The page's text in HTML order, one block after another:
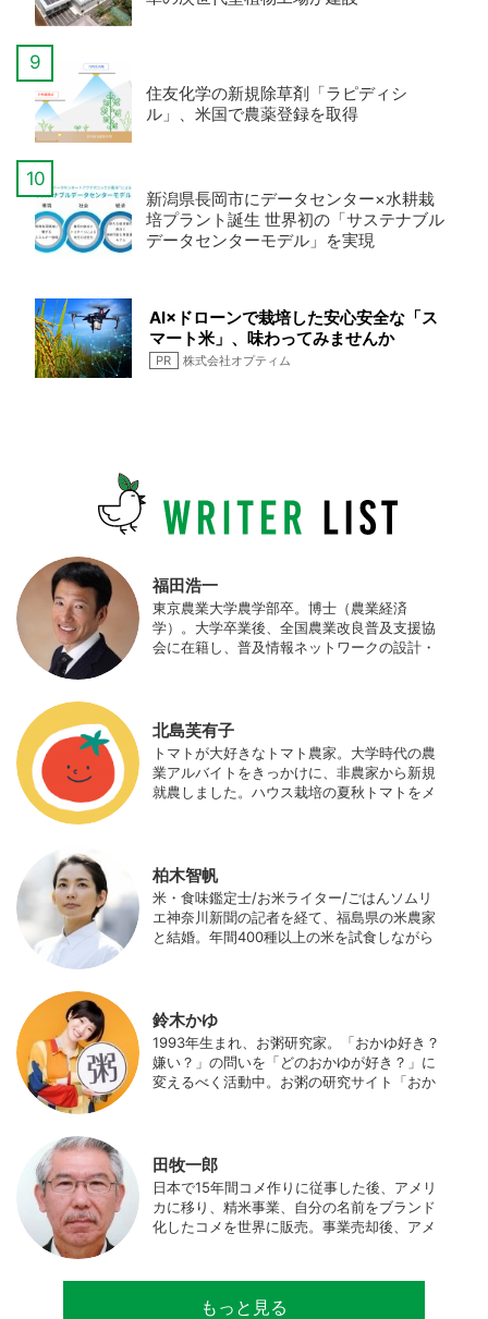
住友化学の新規除草剤「ラピディシ
ル」、米国で農薬登録を取得
新潟県長岡市にデータセンター×水耕栽
培プラント誕生 世界初の「サステナブル
データセンターモデル」を実現
AI×ドローンで栽培した安心安全な「ス
マート米」、味わってみませんか
PR 株式会社オプティム
福田浩一
東京農業大学農学部卒。博士（農業経済
学）。大学卒業後、全国農業改良普及支援協
会に在籍し、普及情報ネットワークの設計・
の実証試験や農産物輸出などに関わった。主
にスマート農業の実証試験やコンサルなどに
携わっている。 HP：http://www.ijas.co.jp/
北島芙有子
トマトが大好きなトマト農家。大学時代の農
業アルバイトをきっかけに、非農家から新規
就農しました。ハウス栽培の夏秋トマトをメ
柏木智帆
米・食味鑑定士/お米ライター/ごはんソムリ
エ神奈川新聞の記者を経て、福島県の米農家
と結婚。年間400種以上の米を試食しながら
食事やお弁当づくりを通して、食育にも目を
向けている。プロフィール写真 ©杉山晃造
鈴木かゆ
1993年生まれ、お粥研究家。「おかゆ好き？
嫌い？」の問いを「どのおかゆが好き？」に
変えるべく活動中。お粥の研究サイト「おか
田牧一郎
日本で15年間コメ作りに従事した後、アメリ
カに移り、精米事業、自分の名前をブランド
化したコメを世界に販売。事業売却後、アメ
サルティングとして関わり、企業などの依頼
で世界12カ国の良質米生産可能産地を訪問調
もっと見る